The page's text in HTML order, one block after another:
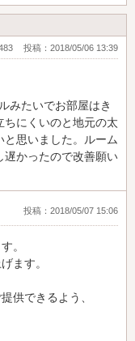
投稿：2018/05/06 13:39
みたいでお部屋はき
にくいのと地元の太
思いました。ルーム
遅かったので改善願い
投稿：2018/05/07 15:06
。
ます。
供できるよう、